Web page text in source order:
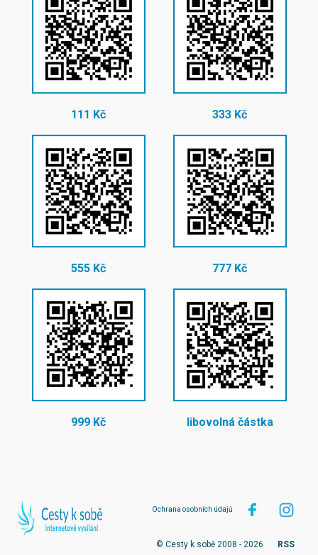
111 Kč 333 Kč
555 Kč 777 Kč
999 Kč libovolná částka
Ochrana osobních údajů
© Cesty k sobě 2008 - 2026 RSS